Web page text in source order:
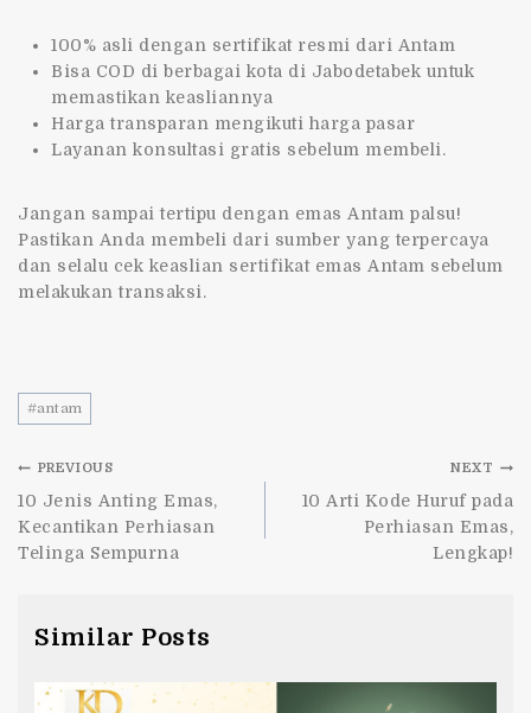
100% asli dengan sertifikat resmi dari Antam
Bisa COD di berbagai kota di Jabodetabek untuk
memastikan keasliannya
Harga transparan mengikuti harga pasar
Layanan konsultasi gratis sebelum membeli.
Jangan sampai tertipu dengan emas Antam palsu!
Pastikan Anda membeli dari sumber yang terpercaya
dan selalu cek keaslian sertifikat emas Antam sebelum
melakukan transaksi.
#antam
PREVIOUS
10 Jenis Anting Emas,
Kecantikan Perhiasan
Telinga Sempurna
NEXT
10 Arti Kode Huruf pada
Perhiasan Emas,
Lengkap!
Similar Posts